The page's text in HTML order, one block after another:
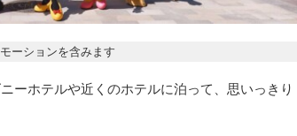
ーションを含みます
ーホテルや近くのホテルに泊って、思いっきり